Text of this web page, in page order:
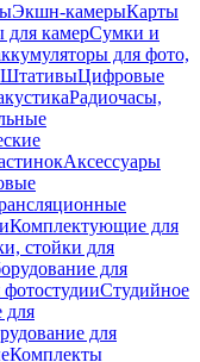
Экшн-камерыКарты
для камерСумки и
для фото,
ШтативыЦифровые
Радиочасы,
Аксессуары
Комплектующие для
стойки для
для
Студийное
для
для
Комплекты